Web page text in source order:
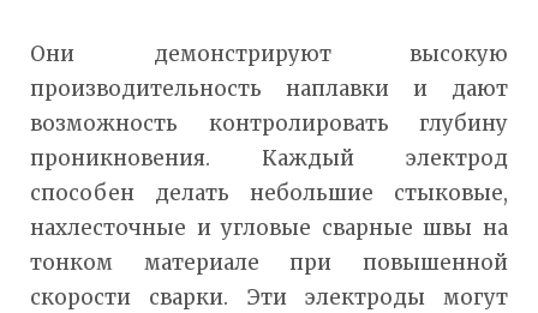
Они демонстрируют высокую
производительность наплавки и дают
возможность контролировать глубину
проникновения. Каждый электрод
способен делать небольшие стыковые,
нахлесточные и угловые сварные швы на
тонком материале при повышенной
скорости сварки. Эти электроды могут